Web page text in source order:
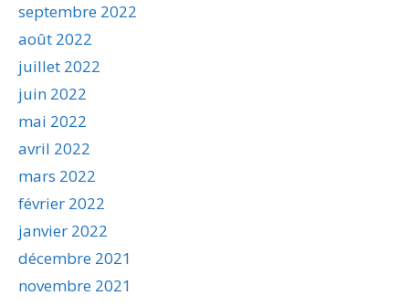
septembre 2022
août 2022
juillet 2022
juin 2022
mai 2022
avril 2022
mars 2022
février 2022
janvier 2022
décembre 2021
novembre 2021